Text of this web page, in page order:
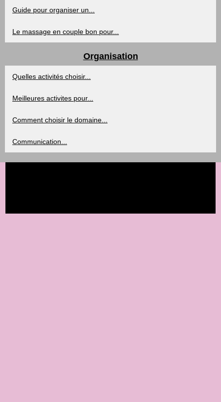
Guide pour organiser un...
Le massage en couple bon pour...
Organisation
Quelles activités choisir...
Meilleures activites pour...
Comment choisir le domaine...
Communication...